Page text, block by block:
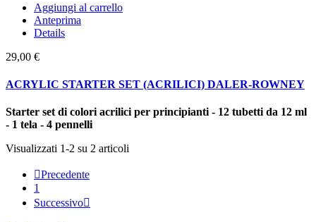
Aggiungi al carrello
Anteprima
Details
29,00 €
ACRYLIC STARTER SET (ACRILICI) DALER-ROWNEY
Starter set di colori acrilici per principianti - 12 tubetti da 12 ml
- 1 tela - 4 pennelli
Visualizzati 1-2 su 2 articoli
Precedente
1
Successivo